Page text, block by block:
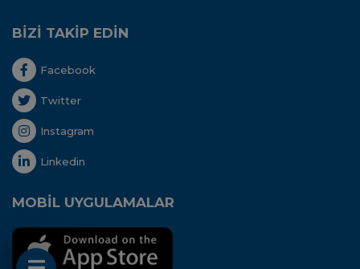
BİZİ TAKİP EDİN
Facebook
Twitter
Instagram
Linkedin
MOBİL UYGULAMALAR